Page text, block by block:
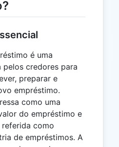
é uma
credores para
preparar e
empréstimo.
como uma
do empréstimo e
como
de empréstimos. A